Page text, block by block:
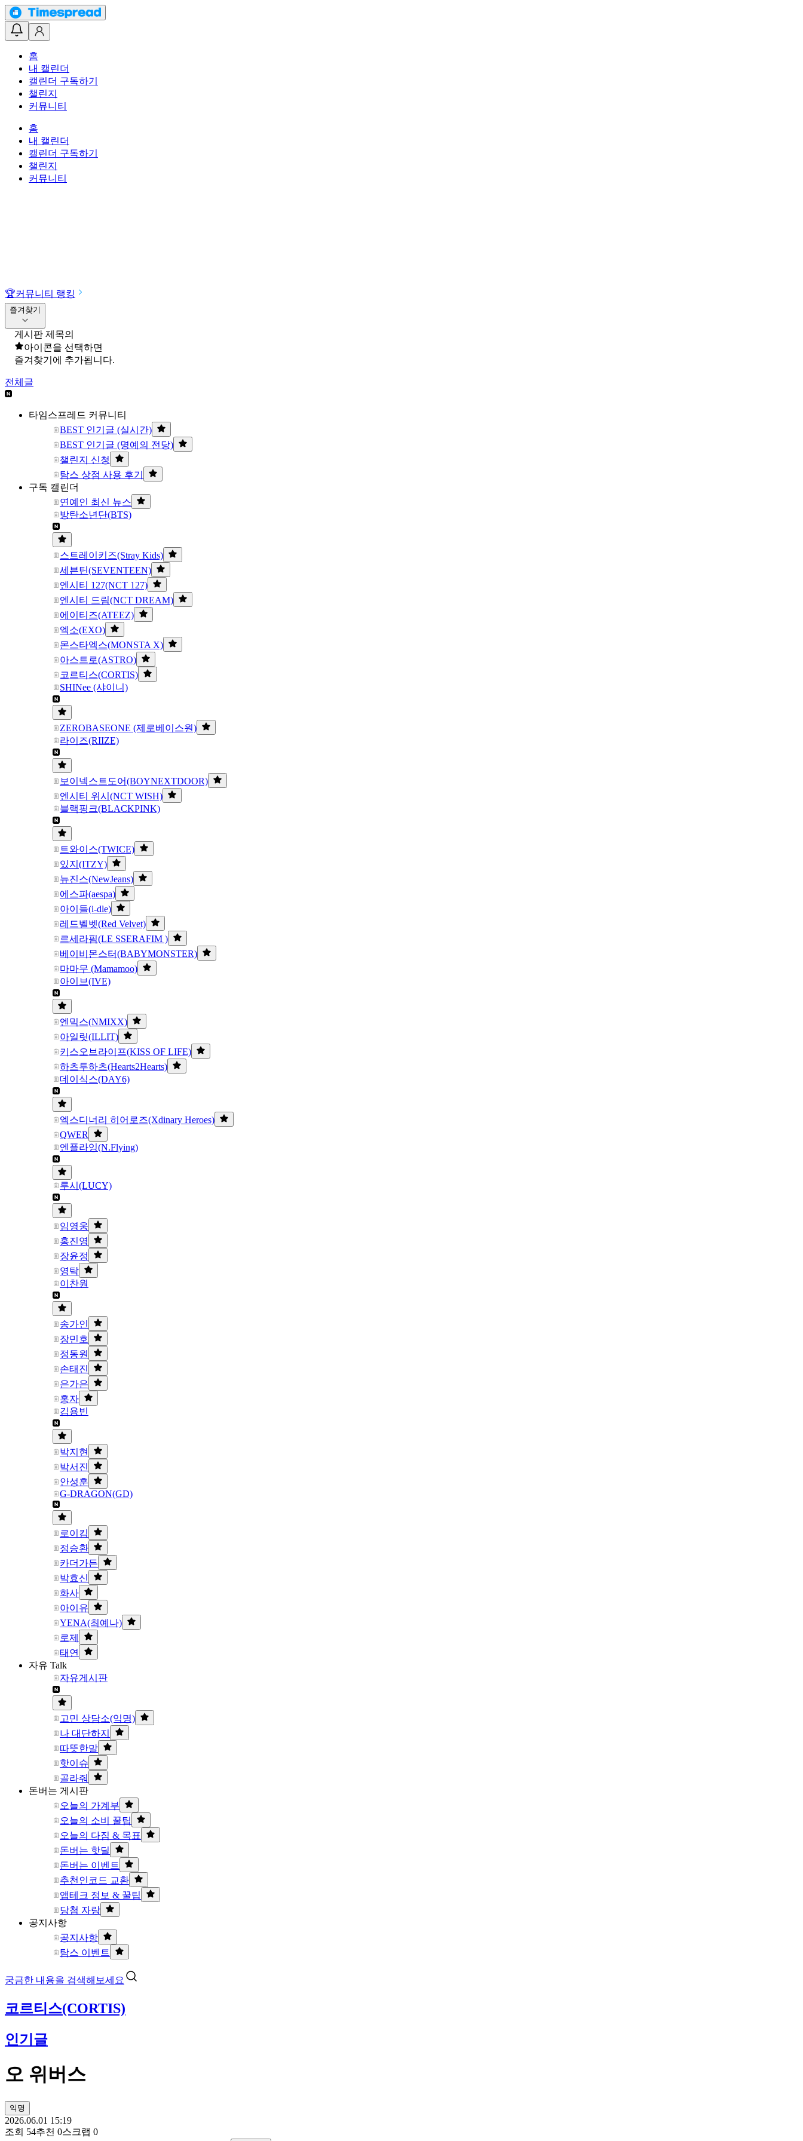
홈
내 캘린더
캘린더 구독하기
챌린지
커뮤니티
홈
내 캘린더
캘린더 구독하기
챌린지
커뮤니티
🏆커뮤니티 랭킹
즐겨찾기
게시판 제목의
아이콘을 선택하면
즐겨찾기에 추가됩니다.
전체글
타임스프레드 커뮤니티
BEST 인기글 (실시간)
BEST 인기글 (명예의 전당)
챌린지 신청
탐스 상점 사용 후기
구독 캘린더
연예인 최신 뉴스
방탄소년단(BTS)
스트레이키즈(Stray Kids)
세븐틴(SEVENTEEN)
엔시티 127(NCT 127)
엔시티 드림(NCT DREAM)
에이티즈(ATEEZ)
엑소(EXO)
몬스타엑스(MONSTA X)
아스트로(ASTRO)
코르티스(CORTIS)
SHINee (샤이니)
ZEROBASEONE (제로베이스원)
라이즈(RIIZE)
보이넥스트도어(BOYNEXTDOOR)
엔시티 위시(NCT WISH)
블랙핑크(BLACKPINK)
트와이스(TWICE)
있지(ITZY)
뉴진스(NewJeans)
에스파(aespa)
아이들(i-dle)
레드벨벳(Red Velvet)
르세라핌(LE SSERAFIM )
베이비몬스터(BABYMONSTER)
마마무 (Mamamoo)
아이브(IVE)
엔믹스(NMIXX)
아일릿(ILLIT)
키스오브라이프(KISS OF LIFE)
하츠투하츠(Hearts2Hearts)
데이식스(DAY6)
엑스디너리 히어로즈(Xdinary Heroes)
QWER
엔플라잉(N.Flying)
루시(LUCY)
임영웅
홍진영
장윤정
영탁
이찬원
송가인
장민호
정동원
손태진
은가은
홍자
김용빈
박지현
박서진
안성훈
G-DRAGON(GD)
로이킴
정승환
카더가든
박효신
화사
아이유
YENA(최예나)
로제
태연
자유 Talk
자유게시판
고민 상담소(익명)
나 대단하지
따뜻한말
핫이슈
골라줘
돈버는 게시판
오늘의 가계부
오늘의 소비 꿀팁
오늘의 다짐 & 목표
돈버는 핫딜
돈버는 이벤트
추천인코드 교환
앱테크 정보 & 꿀팁
당첨 자랑
공지사항
공지사항
탐스 이벤트
궁금한 내용을 검색해보세요
코르티스(CORTIS)
인기글
오 위버스
익명
2026.06.01 15:19
조회 54추천 0스크랩 0